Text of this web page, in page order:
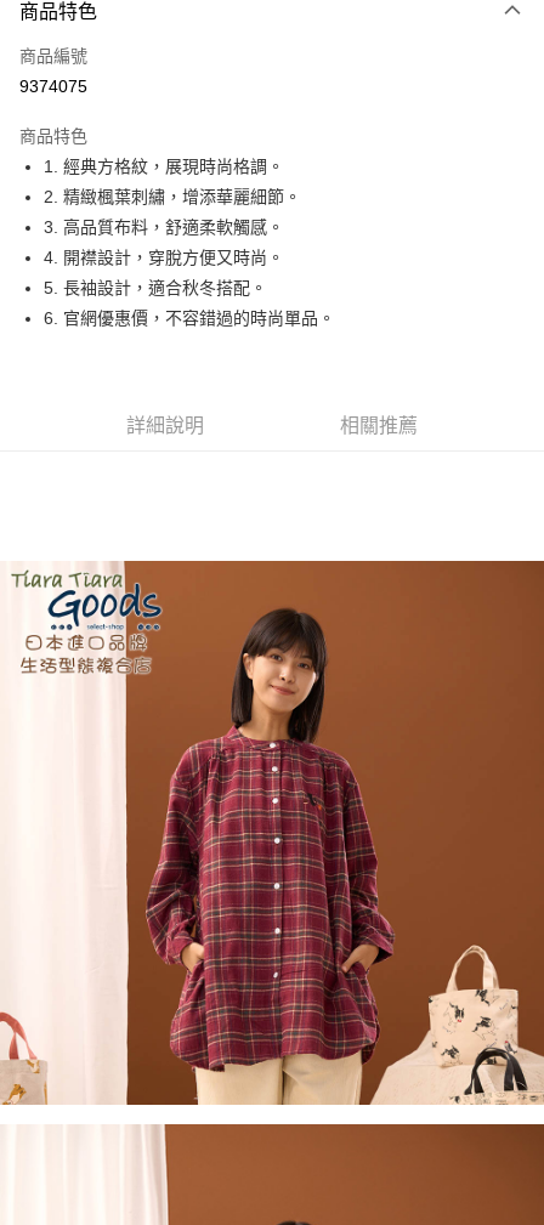
信用卡一次付款
超商取貨付款
Apple Pay
街口支付
悠遊付
Google Pay
【「AFTEE先享後付」結帳流程】
１．於結帳方式選擇「AFTEE先享後付」後，將跳轉至「AFTEE先享後付」
結帳頁面，進行簡訊認證並確認金額後，即可完成結帳。
２．訂單成立數日內，您將收到繳費通知簡訊。
３．收到繳費通知簡訊後14天內，點擊此簡訊中的連結，可透過四大超商／
ATM／網路銀行／等多元方式進行付款，方視為交易完成。
※ 請注意：結帳手續完成當下不需立刻繳費，但若您需要取消訂單，請聯絡
購買商品的店家。未經商家同意取消之訂單仍視為有效，需透過AFTEE先享
※ 交易是否成功請以「AFTEE先享後付 」之結帳頁面顯示為準，若有關於
是否繳費成功／繳費後需取消欲退款等相關疑問，請聯繫「AFTEE先享後付
客戶支援中心」
https://netprotections.freshdesk.com/support/home
１．透過由恩沛科技股份有限公司提供之「AFTEE先享後付」服務完成之交
易，需依本服務之必要範圍內提供個人資料，並將交易相關給付款項請求債
權轉讓予恩沛科技股份有限公司。
２．關於個人資料處理事宜，請瀏覽以下網址：
https://aftee.tw/terms/#terms3
３．未成年的使用者請事先徵得法定代理人或監護人之同意方可使用
「AFTEE先享後付」，若未經同意申辦者引起之損失，本公司不負相關責
任。
４．使用「AFTEE先享後付」時，將依據個別帳號之用戶狀況，依本公司即
時審查核予不同之上限額度；若仍有額度不足之情形，本公司將視審查結果
５．嚴禁一人註冊多個帳號或使用他人資訊註冊。若發現惡意使用之情形，
恩沛科技股份有限公司將有權停止該用戶之使用額度並採取法律行動。
全家取貨付款
每筆NT$60，滿NT$1,800(含以上)免運費
付款後全家取貨
每筆NT$60，滿NT$1,800(含以上)免運費
每筆NT$60，滿NT$2,000(含以上)免運費
付款後7-11取貨
每筆NT$60，滿NT$2,000(含以上)免運費
黑貓宅急便(包裹尺寸60cm以下)
每筆NT$100，滿NT$2,000(含以上)免運費
黑貓宅急便(包裹尺寸90cm以下)
每筆NT$140，滿NT$2,000(含以上)免運費
商品特色
商品編號
9374075
商品特色
1. 經典方格紋，展現時尚格調。
2. 精緻楓葉刺繡，增添華麗細節。
3. 高品質布料，舒適柔軟觸感。
4. 開襟設計，穿脫方便又時尚。
5. 長袖設計，適合秋冬搭配。
6. 官網優惠價，不容錯過的時尚單品。
詳細說明 相關推薦